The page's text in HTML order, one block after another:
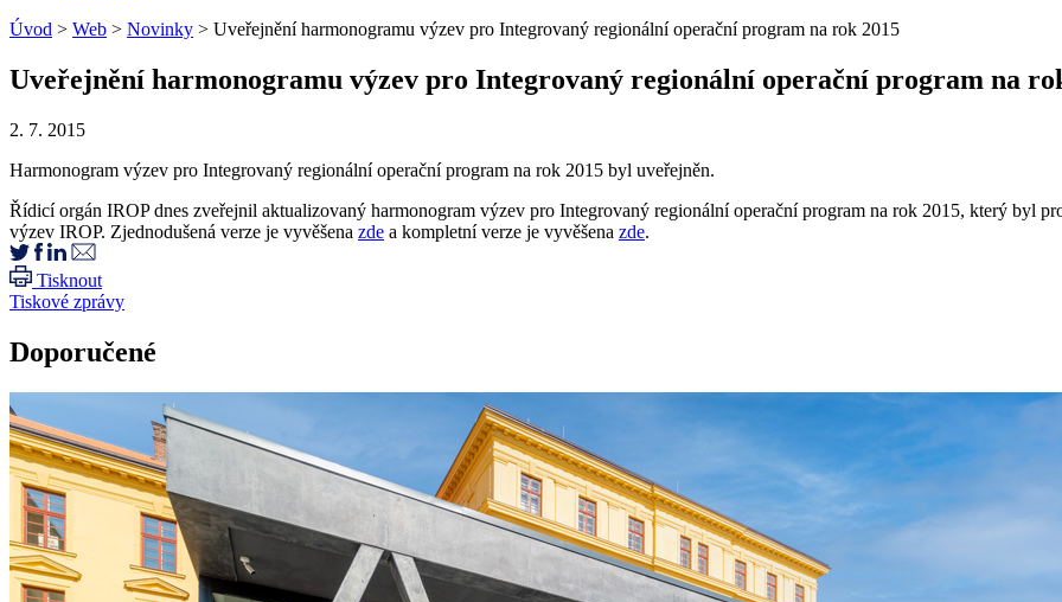
Úvod > Web > Novinky > Uveřejnění harmonogramu výzev pro Integrovaný regionální operační program na rok 2015
Uveřejnění harmonogramu výzev pro Integrovaný regionální operační program na
2. 7. 2015
Harmonogram výzev pro Integrovaný regionální operační program na rok 2015 byl uveřejněn.
Řídicí orgán IROP dnes zveřejnil aktualizovaný harmonogram výzev pro Integrovaný regionální operační program na rok 2015, který byl
výzev IROP. Zjednodušená verze je vyvěšena zde a kompletní verze je vyvěšena zde.
Tisknout
Tiskové zprávy
Doporučené